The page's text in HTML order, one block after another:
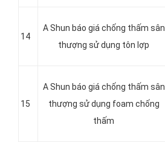
14
A Shun báo giá chống thấm sân
thượng sử dụng tôn lợp
15
A Shun báo giá chống thấm sân
thượng sử dụng foam chống
thấm